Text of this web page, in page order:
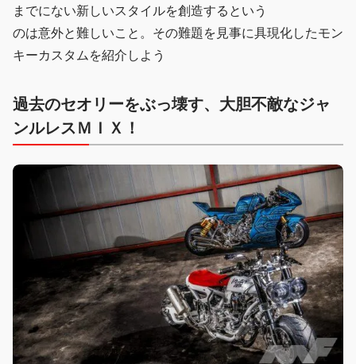
までにない新しいスタイルを創造するという
のは意外と難しいこと。その難題を見事に具現化したモン
キーカスタムを紹介しよう
過去のセオリーをぶっ壊す、大胆不敵なジャ
ンルレスＭＩＸ！